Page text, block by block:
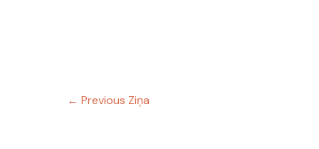
← Previous Ziņa